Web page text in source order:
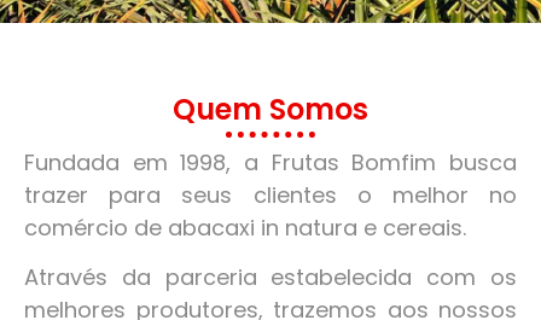
Quem Somos
Fundada em 1998, a Frutas Bomfim busca
trazer para seus clientes o melhor no
comércio de abacaxi in natura e cereais.
Através da parceria estabelecida com os
melhores produtores, trazemos aos nossos